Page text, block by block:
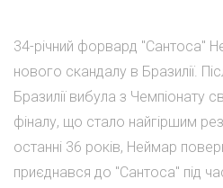
34-річний форвард "Сантоса"
нового скандалу в Бразилії.
Бразилії вибула з Чемпіонату
фіналу, що стало найгіршим
останні 36 років, Неймар
приєднався до "Сантоса" під